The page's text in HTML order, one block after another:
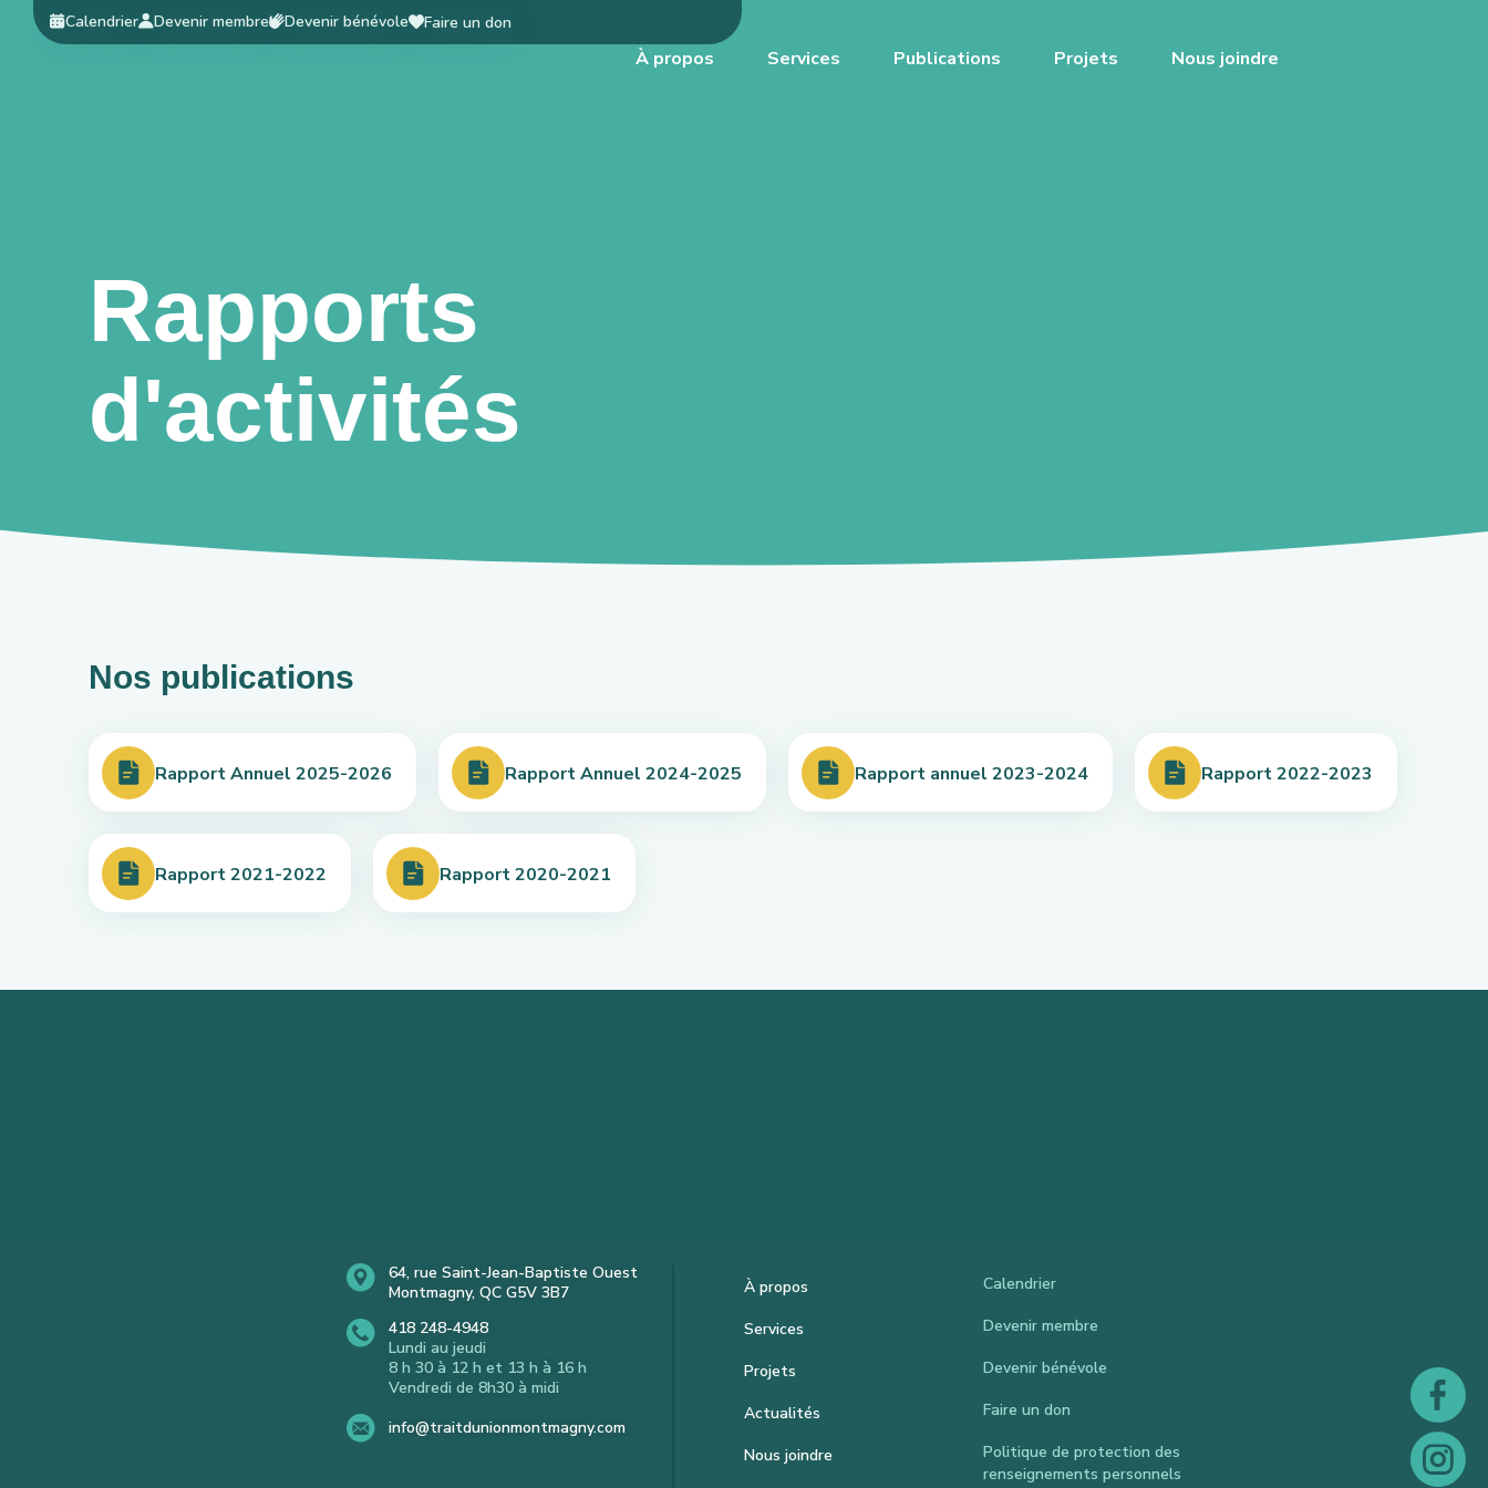
Calendrier Devenir membre Devenir bénévole Faire un don
À propos Services Publications Projets Nous joindre
Rapports
d'activités
Nos publications
Rapport Annuel 2025-2026 Rapport Annuel 2024-2025 Rapport annuel 2023-2024 Rapport 2022-2023
Rapport 2021-2022 Rapport 2020-2021
64, rue Saint-Jean-Baptiste Ouest
Montmagny, QC G5V 3B7
418 248-4948
Lundi au jeudi
8 h 30 à 12 h et 13 h à 16 h
Vendredi de 8h30 à midi
info@traitdunionmontmagny.com
À propos
Services
Projets
Actualités
Nous joindre
Calendrier
Devenir membre
Devenir bénévole
Faire un don
Politique de protection des
renseignements personnels